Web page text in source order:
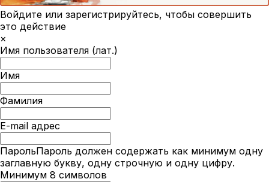
Войдите или зарегистрируйтесь, чтобы совершить
это действие
×
Имя пользователя (лат.)
Имя
Фамилия
E-mail адрес
ПарольПароль должен содержать как минимум одну
заглавную букву, одну строчную и одну цифру.
Минимум 8 символов